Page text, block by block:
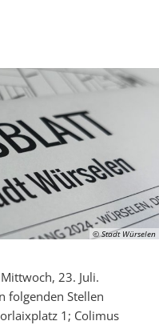
© Stadt Würselen
23. Juli.
folgenden Stellen
1; Colimus